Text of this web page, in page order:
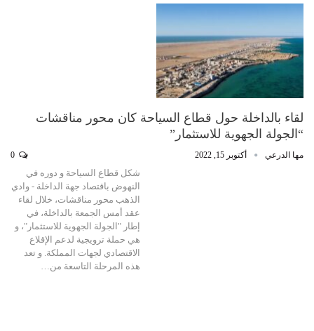
لقاء بالداخلة حول قطاع السياحة كان محور مناقشات
“الجولة الجهوية للاستثمار”
مها الدرعي أكتوبر 15, 2022
شكل قطاع السياحة و دوره في
النهوض باقتصاد جهة الداخلة - وادي
الذهب محور مناقشات، خلال لقاء
عقد أمس الجمعة بالداخلة، في
إطار "الجولة الجهوية للاستثمار"، و
هي حملة ترويجية لدعم الإقلاع
الاقتصادي لجهات المملكة. و تعد
هذه المرحلة التاسعة من…